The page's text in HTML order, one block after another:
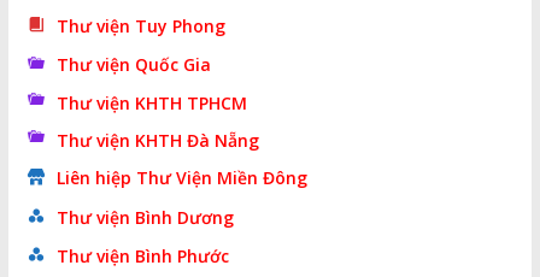
Thư viện Tuy Phong
Thư viện Quốc Gia
Thư viện KHTH TPHCM
Thư viện KHTH Đà Nẵng
Liên hiệp Thư Viện Miền Đông
Thư viện Bình Dương
Thư viện Bình Phước